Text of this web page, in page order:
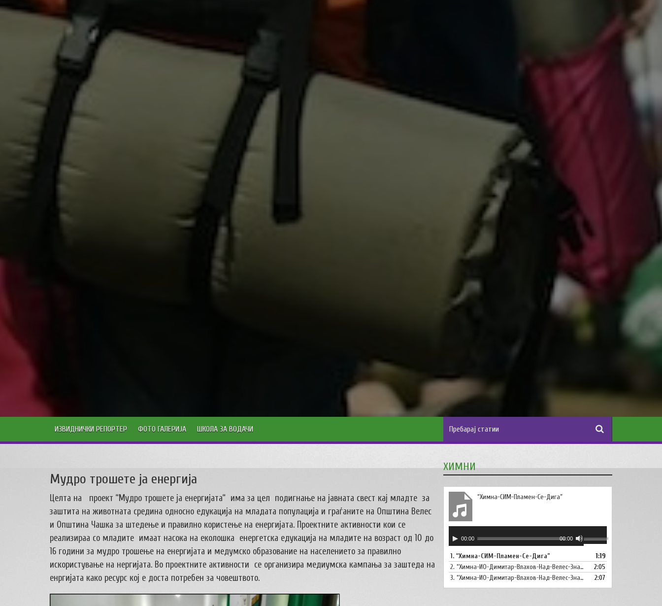
ИЗВИДНИЧКИ РЕПОРТЕР ФОТО ГАЛЕРИЈА ШКОЛА ЗА ВОДАЧИ
Мудро трошете ја енергија
Целта на проект “Мудро трошете ја енергијата“ има за цел подигнање на јавната свест кај младте за
заштита на животната средина односно едукација на младата популација и граѓаните на Општина Велес
и Општина Чашка за штедење и правилно користење на енергијата. Проектните активности кои се
реализираа со младите имаат насока на еколошка енергетска едукација на младите на возраст од 10 до
16 години за мудро трошење на енергијата и медумско образование на населението за правилно
искористување на нергијата. Во проектните активности се организира медиумска кампања за заштеда на
енргијата како ресурс кој е доста потребен за човештвото.
ХИМНИ
“Химна-СИМ-Пламен-Се-Дига”
плејер00:00 00:00
ги
копшињата
Горна
стрела/
Долна
1.“Химна-СИМ-Пламен-Се-Дига”
1:19
2.“Химна-ИО-Димитар-Влахов-Над-Велес-Знаме-Се-Вее”
2:05
3.“Химна-ИО-Димитар-Влахов-Над-Велес-Знаме-Се-Вее-Инструментал” 2:07